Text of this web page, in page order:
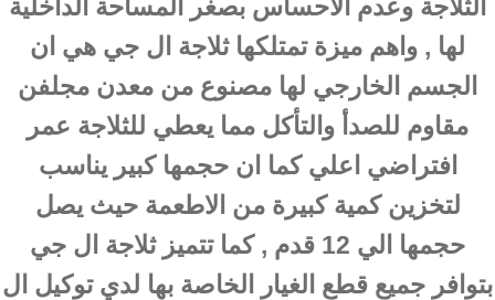
الثلاجة وعدم الاحساس بصغر المساحة الداخلية
لها , واهم ميزة تمتلكها ثلاجة ال جي هي ان
الجسم الخارجي لها مصنوع من معدن مجلفن
مقاوم للصدأ والتأكل مما يعطي للثلاجة عمر
افتراضي اعلي كما ان حجمها كبير يناسب
لتخزين كمية كبيرة من الاطعمة حيث يصل
حجمها الي 12 قدم , كما تتميز ثلاجة ال جي
بتوافر جميع قطع الغيار الخاصة بها لدي توكيل ال